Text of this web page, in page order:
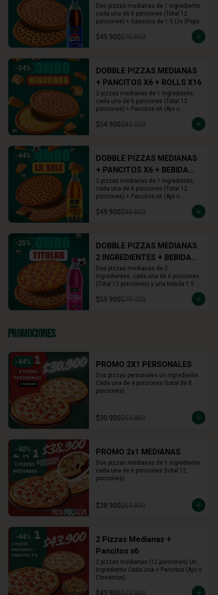
1.5L
Dos pizzas medianas de 1 Ingrediente,
cada una de 6 porciones (Total 12
porciones) + Gaseosa de 1.5 Lts (Pepsi,
$45.900$75.800
-34%
DOBBLE PIZZAS MEDIANAS
+ PANCITOS X6 + ROLLS X16
2 pizzas medianas de 1 Ingrediente,
cada una de 6 porciones (Total 12
porciones) + Pancitos x6 (Ajo o
Arequipe)
$54.900$83.600
-44%
DOBBLE PIZZAS MEDIANAS
+ PANCITOS X6 + BEBIDA
1.5L
2 pizzas medianas de 1 Ingrediente,
cada una de 6 porciones (Total 12
porciones) + Pancitos x6 (Ajo o
elección)
$49.900$88.800
-25%
DOBBLE PIZZAS MEDIANAS
2 INGREDIENTES + BEBIDA
1.5L
Dos pizzas medianas de 2
Ingredientes, cada una de 6 porciones
(Total 12 porciones) y una bebida 1.5
$59.900$79.400
Promociones
-44% PROMO 2X1 PERSONALES
Dos pizzas personales un ingrediente.
Cada una de 4 porciones (total de 8
porciones)
$30.900$54.800
-40% PROMO 2x1 MEDIANAS
Dos pizzas medianas de 1 ingrediente
cada una de 6 porciones (total 12
porciones)
$38.900$64.800
-44%
2 Pizzas Medianas +
Pancitos x6
2 pizzas medianas (12 porciones) Un
Ingrediente Cada Una + Pancitos (Ajo o
Cinnamon)
$43.900$77.900